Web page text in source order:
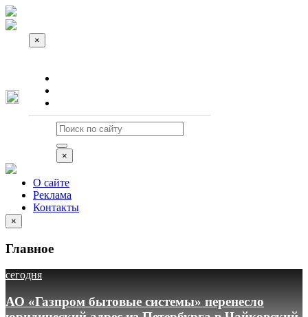
×
×
О сайте
Реклама
Контакты
×
Главное
сегодня
АО «Газпром бытовые системы» перенесло